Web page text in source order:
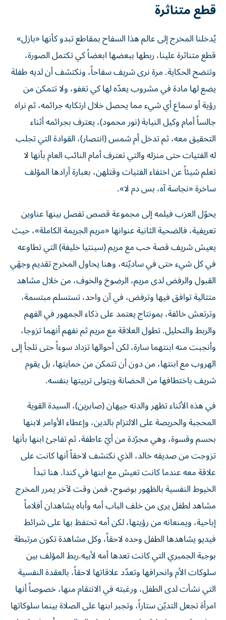
قطع متناثرة
يُدخلنا المخرج إلى عالم هذا السفاح بمقاطع تبدو كأنها «بازل»
قطع متناثرة علينا، ربطها ببعضها ابعضاً كي تكتمل الصورة،
وتتضح الحكاية. مرة نرى شريف سفاحاً، ونكتشف أن لديه طفلة
يضع لها مادة في مشروب يعدّه لها كي تغفو، ولا تتمكن من
رؤية أو سماع أي شيء مما يحصل خلال ارتكابه جرائمه، ثم نراه
جالساً أمام وكيل النيابة (نور محمود)، يعترف بجرائمه أثناء
التحقيق معه، ثم تدخل أم شمس (انتصار)، القوادة التي تجلب
له الفتيات حتى منزله والتي تعترف أمام النائب العام بأنها لا
تعلم شيئاً عن اختفاء الفتيات وقتلهن، بعبارة أرادها المؤلف
ساخرة «نجاسة آه، بس دم لا».
يحوّل العزب فيلمه إلى مجموعة قصص تفصل بينها عناوين
تعريفية، فالضحية الثانية عنوانها «مريم الجريمة الكاملة»، حيث
يعيش شريف قصة حب مع مريم (سينتيا خليفة) التي تطاوعه
في كل شيء حتى في ساديّته، وهنا يحاول المخرج تقديم وجهَي
القبول والرفض لدى مريم، الرضوخ والخوف، من خلال مشاهد
متتالية توافق فيها وترفض، في آن واحد، تستسلم مبتسمة،
وترتعش خائفة، بمونتاج يعتمد على ذكاء الجمهور في الفهم
والربط والتحليل. تطول العلاقة مع مريم ثم نفهم أنهما تزوجا،
وأنجبت منه ابنتهما سارة، لكن أحوالها تزداد سوءاً حتى تلجأ إلى
الهروب مع ابنتها، من دون أن تتمكن من حمايتها، بل يقوم
شريف باختطافها من الحضانة ويتولى تربيتها بنفسه.
في هذه الأثناء تظهر والدته جيهان (صابرين)، السيدة القوية
المحجبة والحريصة على الالتزام بالدين، وإعطاء الأوامر لابنها
بحسم وقسوة، وهي مجرّدة من أيّ عاطفة، ثم تفاجئ ابنها بأنها
تزوجت من صديقه خالد، الذي نكتشف لاحقاً أنها كانت على
علاقة معه عندما كانت تعيش مع ابنها في كندا. هنا تبدأ
الخيوط النفسية بالظهور بوضوح، فمن وقت لآخر يمرر المخرج
مشاهد لطفل يرى من خلف الباب أمه وأباه يشاهدان أفلاماً
إباحية، ويمنعانه من رؤيتها، لكن أمه تحتفظ بها على شرائط
فيديو يشاهدها الطفل وحده لاحقاً، وكل مشاهدة تكون مرتبطة
بوجبة الجمبري التي كانت تعدها أمه لأبيه.ربط المؤلف بين
سلوكات الأم وانحرافها وتعدّد علاقاتها لاحقاً، بالعقدة النفسية
التي نشأت لدى الطفل، ورغبته في الانتقام منها، خصوصاً أنها
امرأة تجعل التديّن ستاراً، وتجبر ابنها على الصلاة بينما سلوكاتها